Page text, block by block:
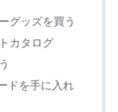
グッズを買う
カタログ
ドを手に入れ